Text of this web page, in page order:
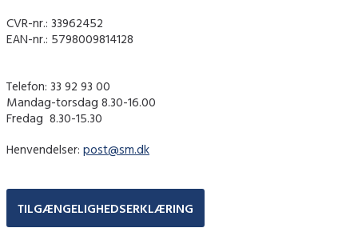
CVR-nr.: 33962452
EAN-nr.: 5798009814128
Telefon: 33 92 93 00
Mandag-torsdag 8.30-16.00
Fredag ​ 8.30-15.30
Henvendelser: post@sm.dk
TILGÆNGELIGHEDSERKLÆRING